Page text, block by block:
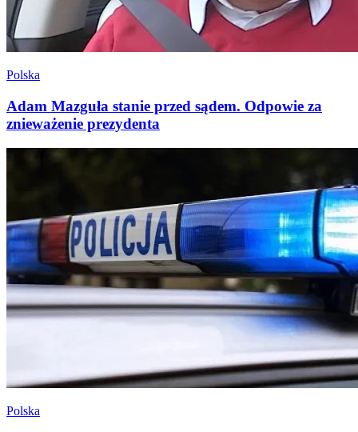
Polska
Adam Mazguła stanie przed sądem. Odpowie za
znieważenie prezydenta
Polska